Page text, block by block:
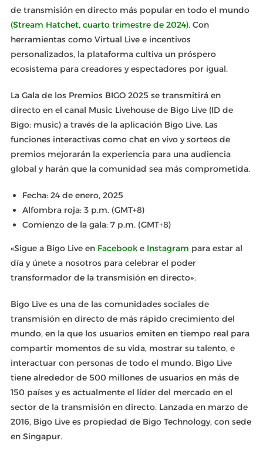
de transmisión en directo más popular en todo el mundo
(Stream Hatchet, cuarto trimestre de 2024). Con
herramientas como Virtual Live e incentivos
personalizados, la plataforma cultiva un próspero
ecosistema para creadores y espectadores por igual.
La Gala de los Premios BIGO 2025 se transmitirá en
directo en el canal Music Livehouse de Bigo Live (ID de
Bigo: music) a través de la aplicación Bigo Live. Las
funciones interactivas como chat en vivo y sorteos de
premios mejorarán la experiencia para una audiencia
global y harán que la comunidad sea más comprometida.
Fecha: 24 de enero, 2025
Alfombra roja: 3 p.m. (GMT+8)
Comienzo de la gala: 7 p.m. (GMT+8)
«Sigue a Bigo Live en Facebooke Instagram para estar al
día y únete a nosotros para celebrar el poder
transformador de la transmisión en directo».
Bigo Live es una de las comunidades sociales de
transmisión en directo de más rápido crecimiento del
mundo, en la que los usuarios emiten en tiempo real para
compartir momentos de su vida, mostrar su talento, e
interactuar con personas de todo el mundo. Bigo Live
tiene alrededor de 500 millones de usuarios en más de
150 países y es actualmente el líder del mercado en el
sector de la transmisión en directo. Lanzada en marzo de
2016, Bigo Live es propiedad de Bigo Technology, con sede
en Singapur.